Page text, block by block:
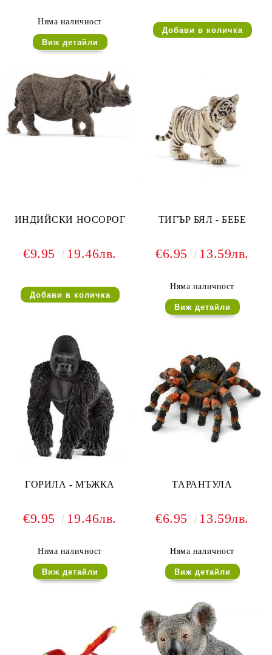
Няма наличност
Виж детайли
ИНДИЙСКИ НОСОРОГ
€9.95 19.46лв.
ТИГЪР БЯЛ - БЕБЕ
€6.95 13.59лв.
Няма наличност
Виж детайли
ГОРИЛА - МЪЖКА
€9.95 19.46лв.
Няма наличност
Виж детайли
ТАРАНТУЛА
€6.95 13.59лв.
Няма наличност
Виж детайли